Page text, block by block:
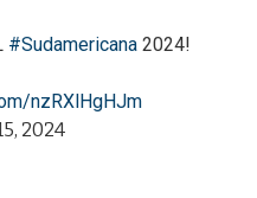
#Sudamericana 2024!
nzRXlHgHJm
2024